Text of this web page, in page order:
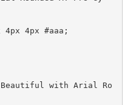
4px #aaa;